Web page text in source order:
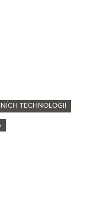
TECHNOLOGIÍ